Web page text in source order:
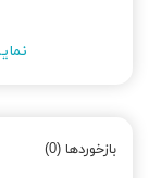
بازخوردها (0)